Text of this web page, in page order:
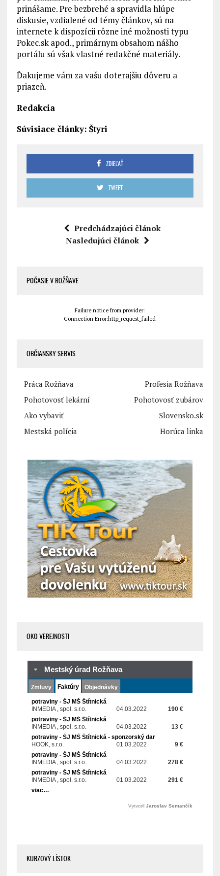
prinášame. Pre bezbrehé a spravidla hlúpe
diskusie, vzdialené od témy článkov, sú na
internete k dispozícii rôzne iné možnosti typu
Pokec.sk apod., primárnym obsahom nášho
portálu sú však vlastné redakčné materiály.
Ďakujeme vám za vašu doterajšiu dôveru a
priazeň.
Redakcia
Súvisiace články: Štyri
ZDIEĽAŤ
TWEET
Predchádzajúci článok
Nasledujúci článok
POČASIE V ROŽŇAVE
Failure notice from provider:
Connection Error:http_request_failed
OBČIANSKY SERVIS
Práca Rožňava
Profesia Rožňava
Pohotovosť lekární
Pohotovosť zubárov
Ako vybaviť
Slovensko.sk
Mestská polícia
Horúca linka
OKO VEREJNOSTI
KURZOVÝ LÍSTOK